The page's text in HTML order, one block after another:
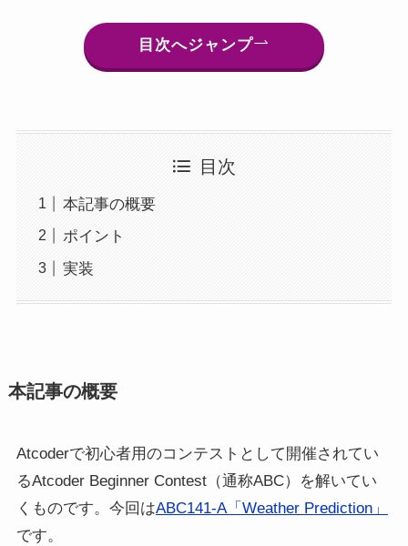
目次へジャンプ
目次
本記事の概要
ポイント
実装
本記事の概要
Atcoderで初心者用のコンテストとして開催されてい
るAtcoder Beginner Contest（通称ABC）を解いてい
くものです。今回はABC141-A「Weather Prediction」
です。